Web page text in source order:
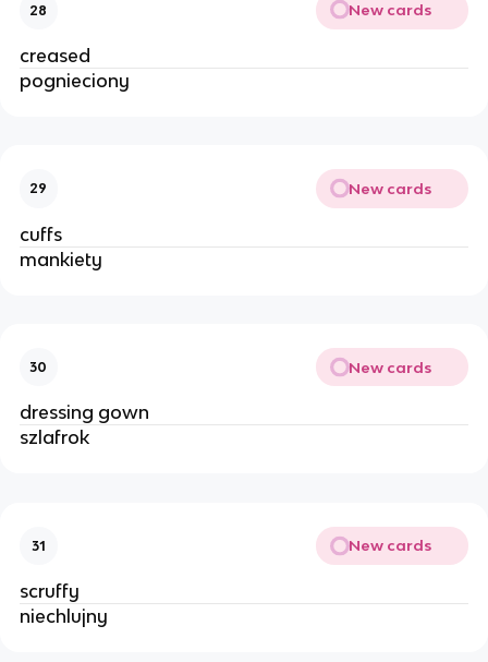
28 New cards
creased
pognieciony
29 New cards
cuffs
mankiety
30 New cards
dressing gown
szlafrok
31 New cards
scruffy
niechlujny